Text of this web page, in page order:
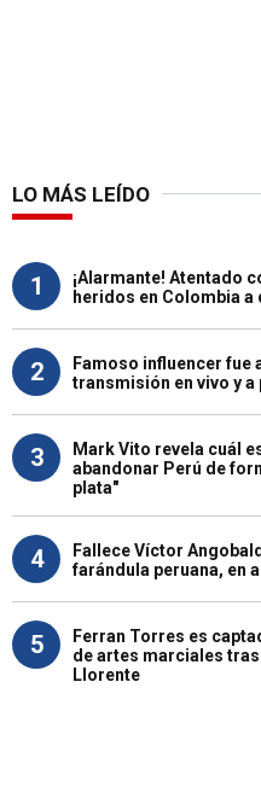
LO MÁS LEÍDO
1
¡Alarmante! Atentado
heridos en Colombia
2
Famoso influencer fue
transmisión en vivo y
3
Mark Vito revela cuál
abandonar Perú de
plata"
4
Fallece Víctor
farándula peruana, en
5
Ferran Torres es
de artes marciales
Llorente